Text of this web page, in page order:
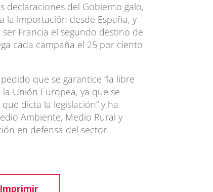
declaraciones del Gobierno galo,
la importación desde España, y
Francia el segundo destino de
cada campaña el 25 por ciento
que se garantice “la libre
Unión Europea, ya que se
dicta la legislación” y ha
Ambiente, Medio Rural y
en defensa del sector
Imprimir